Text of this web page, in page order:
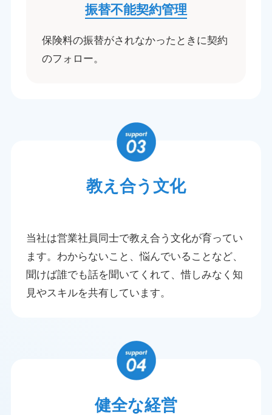
振替不能契約管理​
保険料の振替がされなかったときに契約
のフォロー。
教え合う文化
当社は営業社員同士で教え合う文化が育ってい
ます。わからないこと、悩んでいることなど、
聞けば誰でも話を聞いてくれて、惜しみなく知
見やスキルを共有しています。
健全な経営